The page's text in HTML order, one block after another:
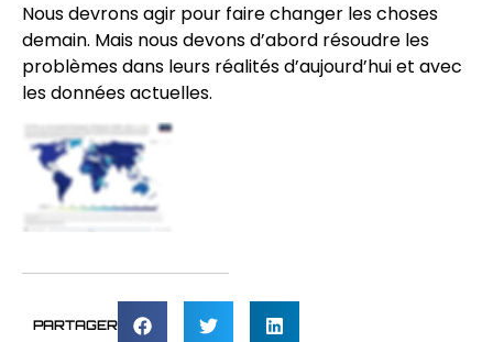
Nous devrons agir pour faire changer les choses
demain. Mais nous devons d’abord résoudre les
problèmes dans leurs réalités d’aujourd’hui et avec
les données actuelles.
PARTAGER